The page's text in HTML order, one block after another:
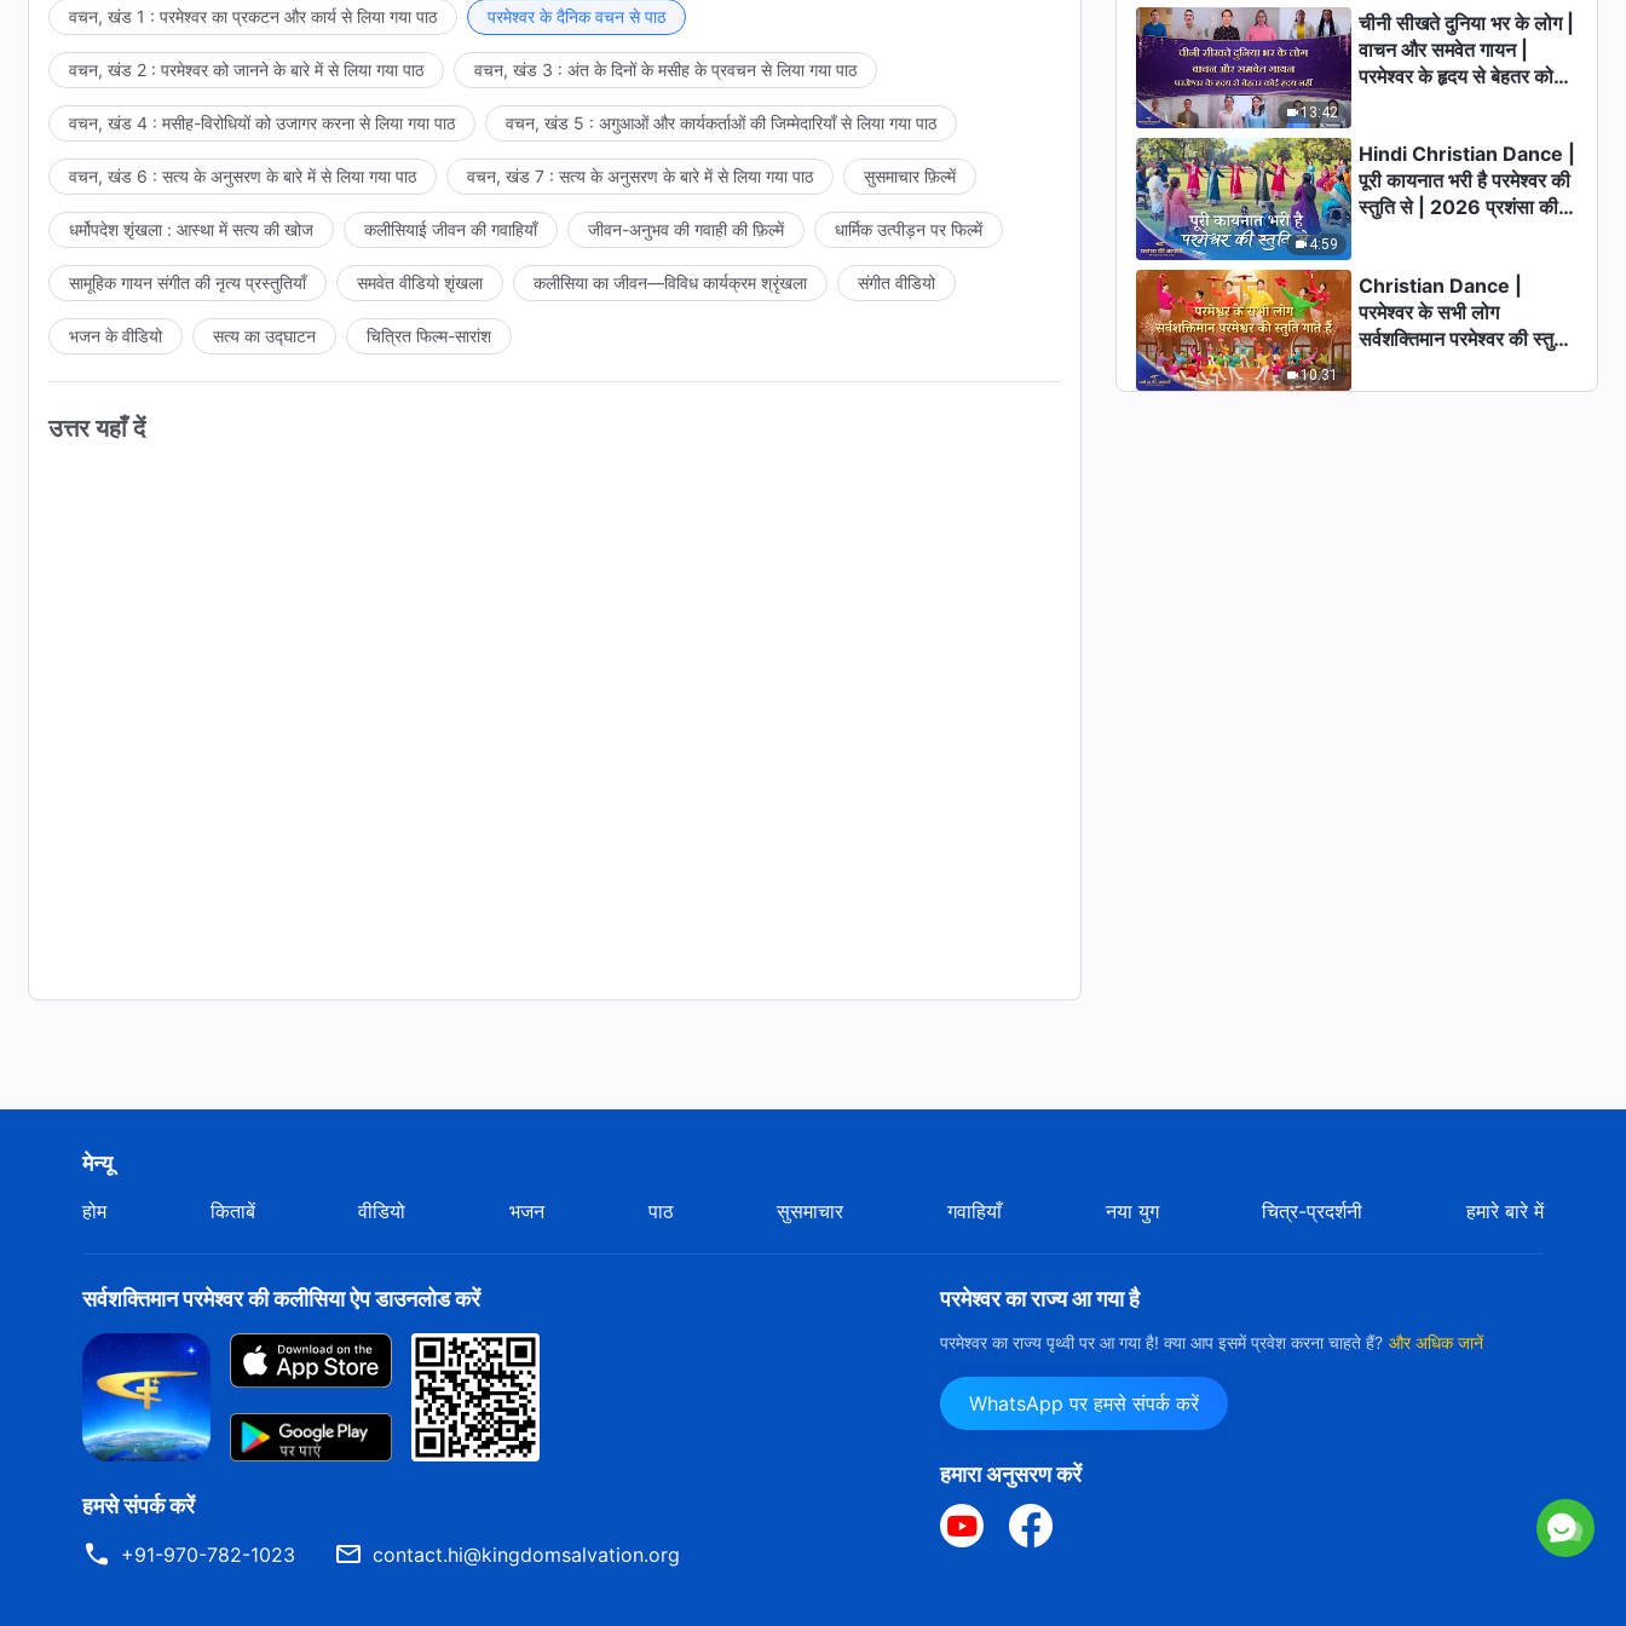
7:14
परमेश्वर के दैनिक वचन : जीवन में प्रवेश |
अंश 434
10:25
परमेश्वर के दैनिक वचन : जीवन में प्रवेश |
अंश 435
10:54
परमेश्वर के दैनिक वचन : जीवन में प्रवेश |
अंश 436
परमेश्वर के दैनिक वचन : जीवन में प्रवेश |
वचन, खंड 1 : परमेश्वर का प्रकटन और कार्य से लिया गया पाठ परमेश्वर के दैनिक वचन से पाठ
वचन, खंड 2 : परमेश्वर को जानने के बारे में से लिया गया पाठ वचन, खंड 3 : अंत के दिनों के मसीह के प्रवचन से लिया गया पाठ
वचन, खंड 4 : मसीह-विरोधियों को उजागर करना से लिया गया पाठ वचन, खंड 5 : अगुआओं और कार्यकर्ताओं की जिम्मेदारियाँ से लिया गया पाठ
वचन, खंड 6 : सत्य के अनुसरण के बारे में से लिया गया पाठ वचन, खंड 7 : सत्य के अनुसरण के बारे में से लिया गया पाठ सुसमाचार फ़िल्में
धर्मोपदेश शृंखला : आस्था में सत्य की खोज कलीसियाई जीवन की गवाहियाँ जीवन-अनुभव की गवाही की फ़िल्में धार्मिक उत्पीड़न पर फिल्में
सामूहिक गायन संगीत की नृत्य प्रस्तुतियाँ समवेत वीडियो शृंखला कलीसिया का जीवन—विविध कार्यक्रम श्रृंखला संगीत वीडियो
भजन के वीडियो सत्य का उद्घाटन चित्रित फिल्म-सारांश
उत्तर यहाँ दें
13:42
चीनी सीखते दुनिया भर के लोग |
वाचन और समवेत गायन |
परमेश्वर के हृदय से बेहतर कोई
4:59
Hindi Christian Dance |
पूरी कायनात भरी है परमेश्वर की
स्तुति से | 2026 प्रशंसा की
10:31
Christian Dance |
परमेश्वर के सभी लोग
सर्वशक्तिमान परमेश्वर की स्तुति
आवाजें
मेन्यू
होम किताबें वीडियो भजन पाठ सुसमाचार गवाहियाँ नया युग चित्र-प्रदर्शनी हमारे बारे में
सर्वशक्तिमान परमेश्वर की कलीसिया ऐप डाउनलोड करें
हमसे संपर्क करें
+91-970-782-1023 contact.hi@kingdomsalvation.org
परमेश्वर का राज्य आ गया है
परमेश्वर का राज्य पृथ्वी पर आ गया है! क्या आप इसमें प्रवेश करना चाहते हैं? और अधिक जानें
WhatsApp पर हमसे संपर्क करें
हमारा अनुसरण करें